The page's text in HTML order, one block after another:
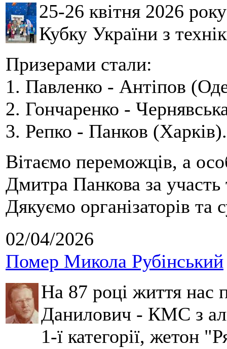
25-26 квітня 2026
Кубку України з
Призерами стали:
1. Павленко - Антіпов
2. Гончаренко -
3. Репко - Панков (Харків).
Вітаємо переможців, а
Дмитра Панкова за
Дякуємо організаторів та
02/04/2026
Помер Микола Рубінський
На 87 році життя нас
Данилович - КМС з
1-ї категорії, жетон